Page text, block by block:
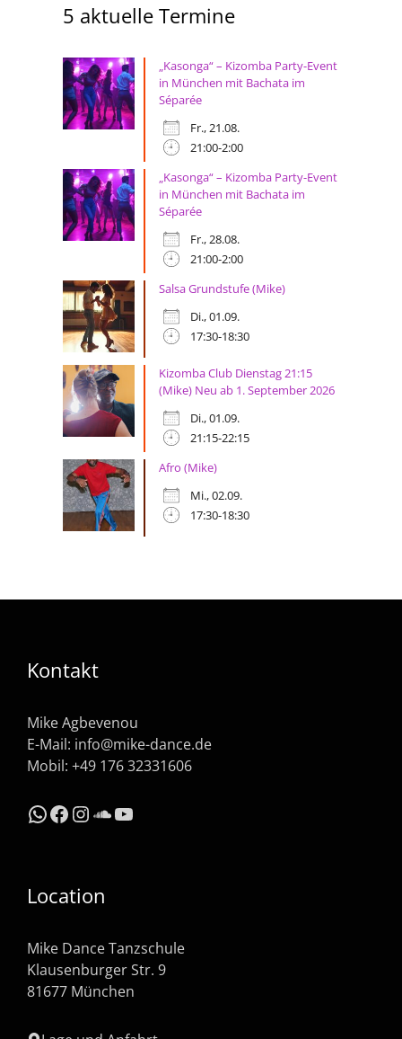
5 aktuelle Termine
„Kasonga“ – Kizomba Party-Event
in München mit Bachata im
Séparée
Fr., 21.08.
21:00-2:00
„Kasonga“ – Kizomba Party-Event
in München mit Bachata im
Séparée
Fr., 28.08.
21:00-2:00
Salsa Grundstufe (Mike)
Di., 01.09.
17:30-18:30
Kizomba Club Dienstag 21:15
(Mike) Neu ab 1. September 2026
Di., 01.09.
21:15-22:15
Afro (Mike)
Mi., 02.09.
17:30-18:30
Kontakt
Mike Agbevenou
E-Mail: info@mike-dance.de
Mobil: +49 176 32331606
WhatsApp
Facebook
Instagram
SoundCloud
YouTube
Location
Mike Dance Tanzschule
Klausenburger Str. 9
81677 München